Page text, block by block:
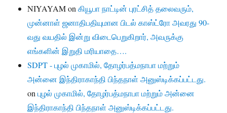
NIYAYAMonகியூபா நாட்டின் புரட்சித் தலைவரும்,
முன்னாள் ஜனாதிபதியுமான பிடல் காஸ்ட்ரோ அவரது 90-
வது வயதில் இன்று விடைபெறுகிறார், அவருக்கு
எங்களின் இறுதி மரியாதை….
SDPT - புழல் முகாமில், தோழர்பத்மநாபா மற்றும்
அன்னை இந்திராகாந்தி பிந்தநாள் அனுஸ்டிக்கப்பட்டது.
onபுழல் முகாமில், தோழர்பத்மநாபா மற்றும் அன்னை
இந்திராகாந்தி பிந்தநாள் அனுஸ்டிக்கப்பட்டது.